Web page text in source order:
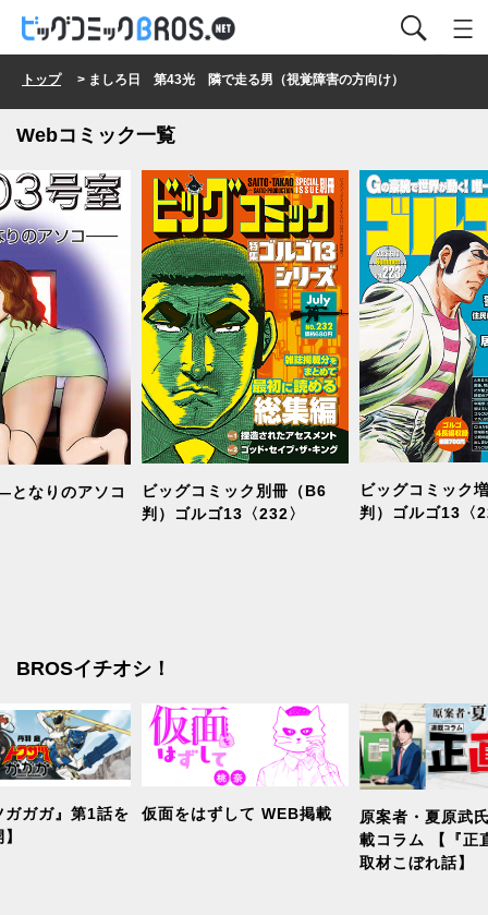
トップ> ましろ日 第43光 隣で走る男（視覚障害の方向け）
Webコミック一覧
なりのアソコ
ビッグコミック別冊（B6
判）ゴルゴ13〈232〉
ビッグコミック
判）ゴルゴ13〈
BROSイチオシ！
ガガガ』第1話を
仮面をはずして WEB掲載
原案者・夏原武
載コラム 【『正
取材こぼれ話】